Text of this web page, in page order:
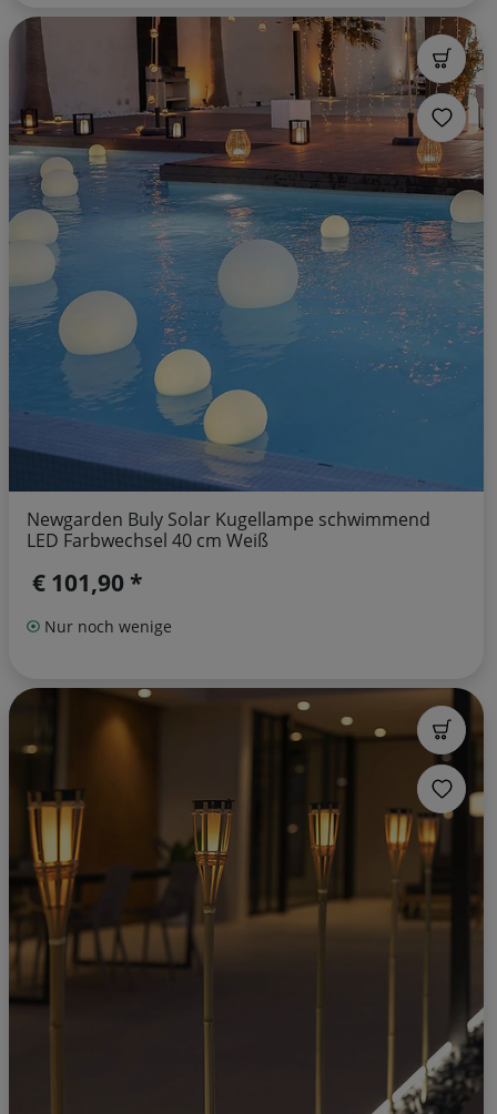
Newgarden Buly Solar Kugellampe schwimmend
LED Farbwechsel 40 cm Weiß
€ 101,90 *
Nur noch wenige